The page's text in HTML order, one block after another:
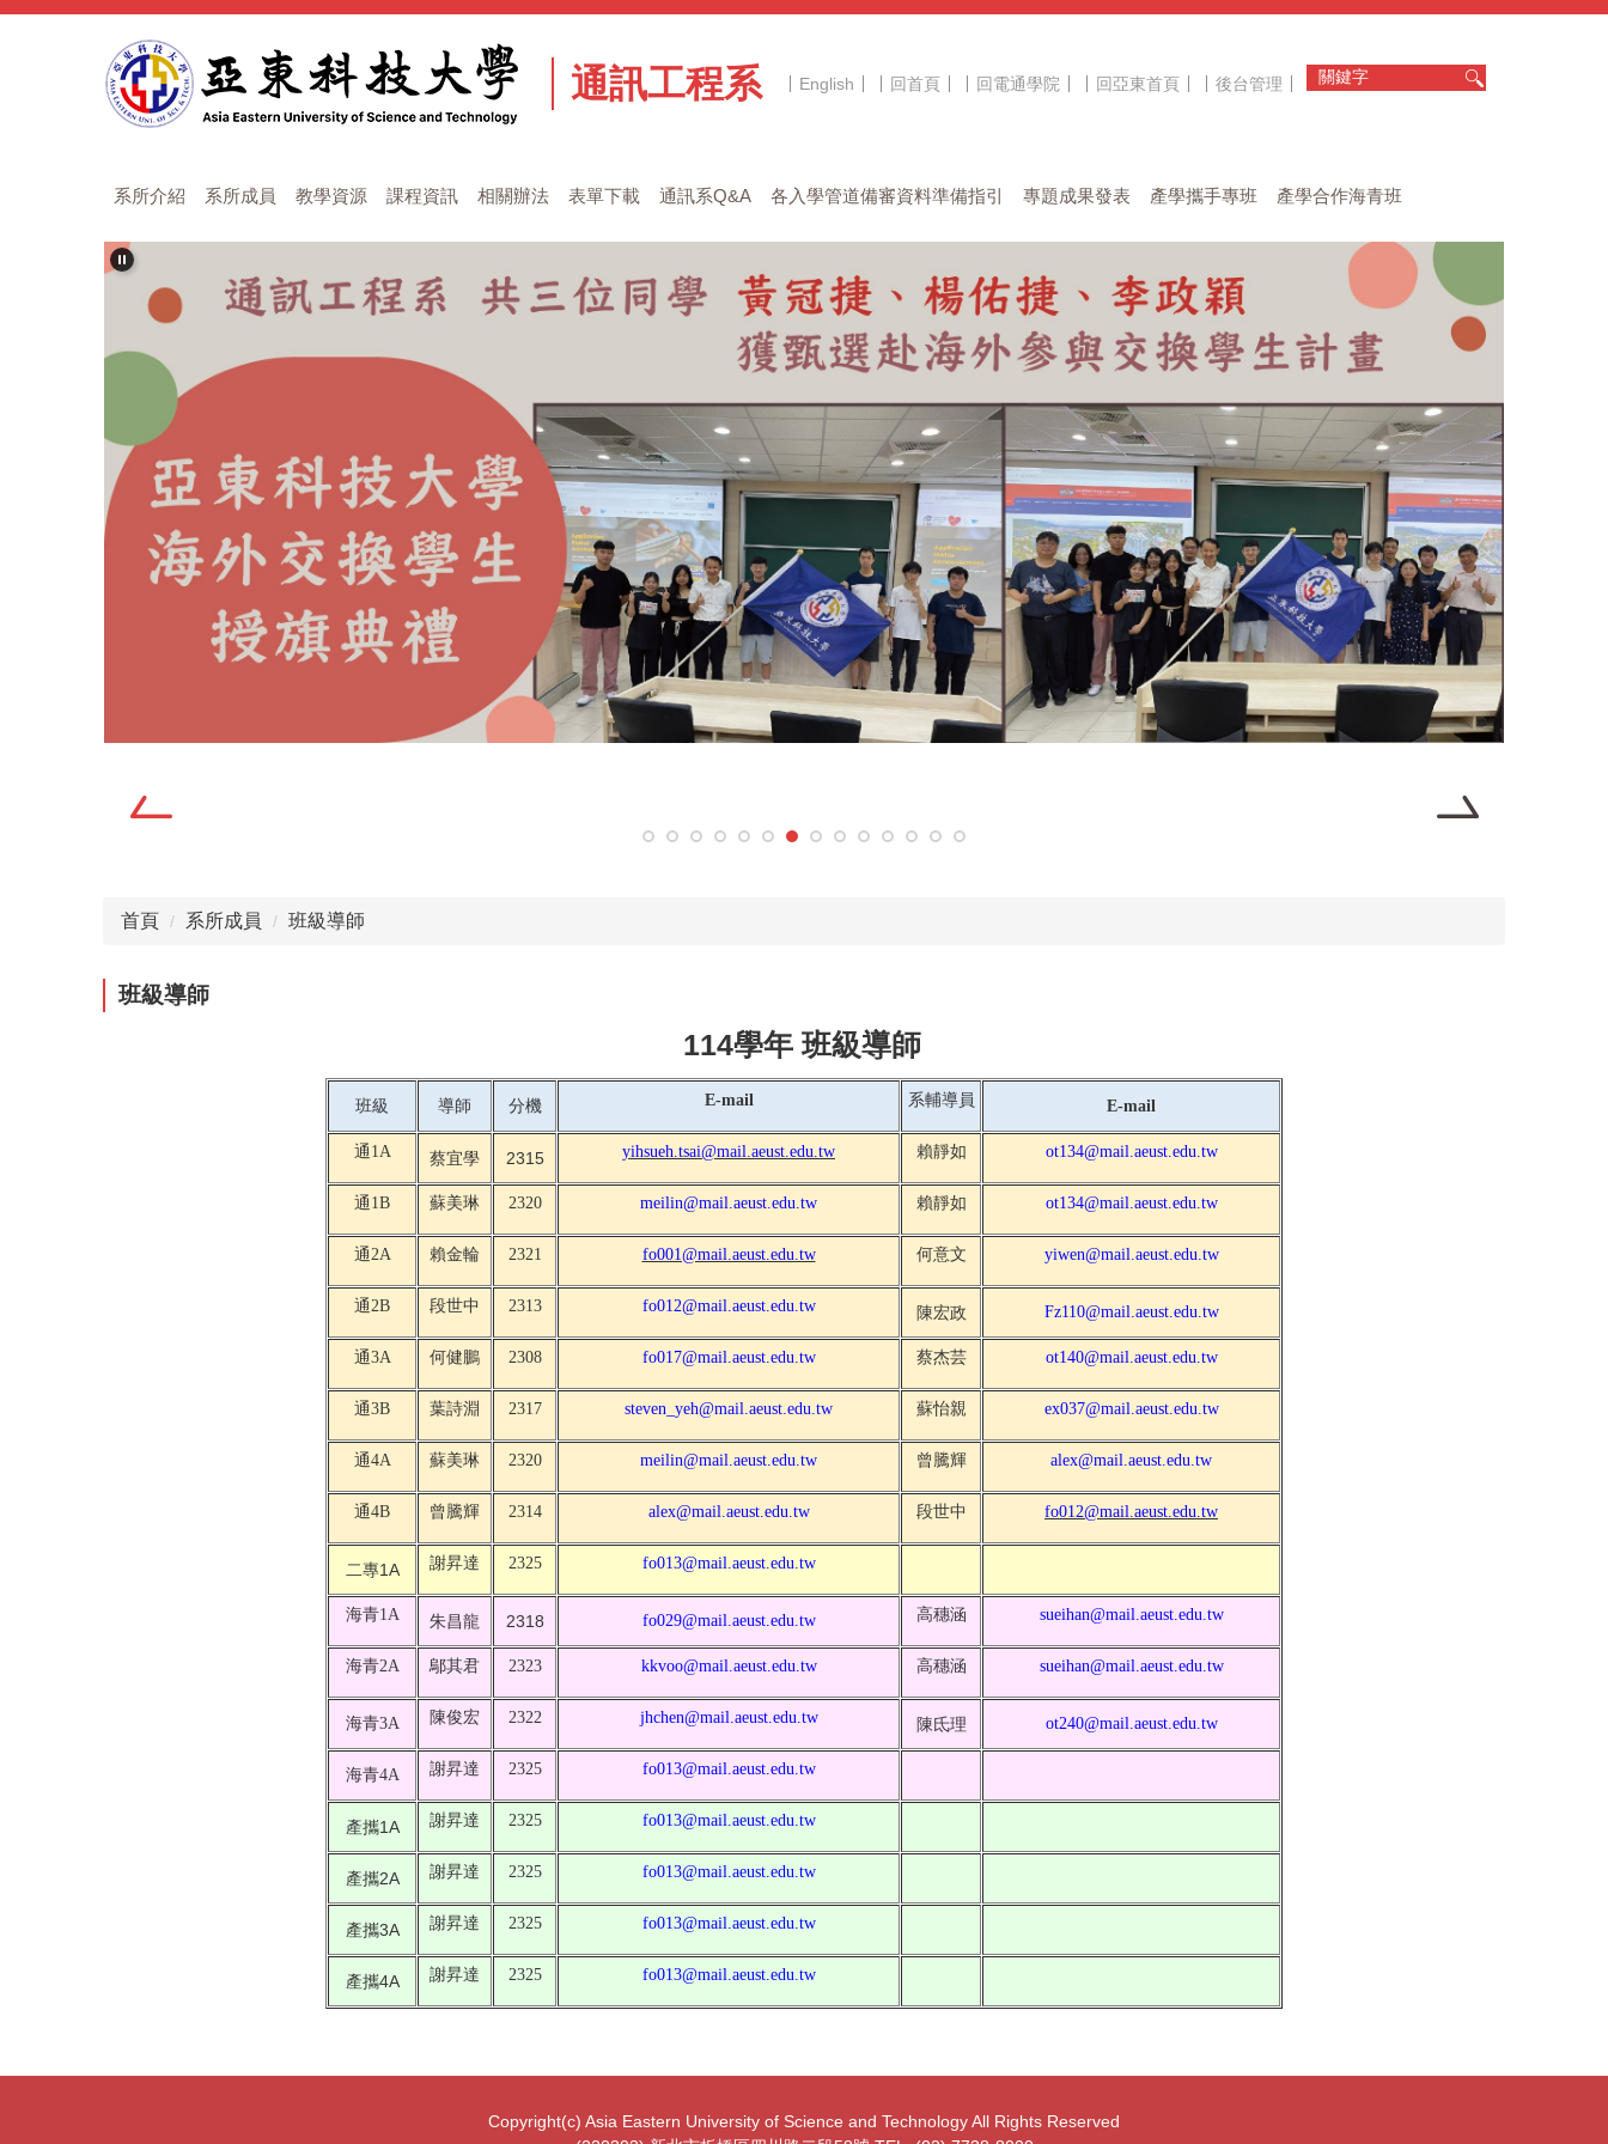
跳
通訊工程系 English 回首頁 回電通學院 回亞東首頁 後台管理
系所介紹 系所成員 教學資源 課程資訊 相關辦法 表單下載 通訊系Q&A 各入學管道備審資料準備指引 專題成果發表 產學攜手專班 產學合作海青班
首頁 系所成員 班級導師
班級導師
114學年 班級導師
班級 導師 分機 E-mail 系輔導員 E-mail
通1A 蔡宜學 2315 yihsueh.tsai@mail.aeust.edu.tw 賴靜如 ot134@mail.aeust.edu.tw
通1B 蘇美琳 2320 meilin@mail.aeust.edu.tw 賴靜如 ot134@mail.aeust.edu.tw
通2A 賴金輪 2321 fo001@mail.aeust.edu.tw 何意文 yiwen@mail.aeust.edu.tw
通2B 段世中 2313 fo012@mail.aeust.edu.tw 陳宏政 Fz110@mail.aeust.edu.tw
通3A 何健鵬 2308 fo017@mail.aeust.edu.tw 蔡杰芸 ot140@mail.aeust.edu.tw
通3B 葉詩淵 2317 steven_yeh@mail.aeust.edu.tw 蘇怡親 ex037@mail.aeust.edu.tw
通4A 蘇美琳 2320 meilin@mail.aeust.edu.tw 曾騰輝 alex@mail.aeust.edu.tw
通4B 曾騰輝 2314 alex@mail.aeust.edu.tw 段世中 fo012@mail.aeust.edu.tw
二專1A 謝昇達 2325 fo013@mail.aeust.edu.tw
海青1A 朱昌龍 2318 fo029@mail.aeust.edu.tw 高穗涵 sueihan@mail.aeust.edu.tw
海青2A 鄔其君 2323 kkvoo@mail.aeust.edu.tw 高穗涵 sueihan@mail.aeust.edu.tw
海青3A 陳俊宏 2322 jhchen@mail.aeust.edu.tw 陳氐理 ot240@mail.aeust.edu.tw
海青4A 謝昇達 2325 fo013@mail.aeust.edu.tw
產攜1A 謝昇達 2325 fo013@mail.aeust.edu.tw
產攜2A 謝昇達 2325 fo013@mail.aeust.edu.tw
產攜3A 謝昇達 2325 fo013@mail.aeust.edu.tw
產攜4A 謝昇達 2325 fo013@mail.aeust.edu.tw
Copyright(c) Asia Eastern University of Science and Technology All Rights Reserved